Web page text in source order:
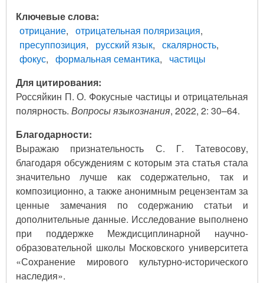
Ключевые слова
отрицание
отрицательная поляризация
пресуппозиция
русский язык
скалярность
фокус
формальная семантика
частицы
Для цитирования:
Россяйкин П. О. Фокусные частицы и отрицательная
полярность. Вопросы языкознания, 2022, 2: 30–64.
Благодарности:
Выражаю признательность С. Г. Татевосову,
благодаря обсуждениям с которым эта статья стала
значительно лучше как содержательно, так и
композиционно, а также анонимным рецензентам за
ценные замечания по содержанию статьи и
дополнительные данные. Исследование выполнено
при поддержке Междисциплинарной научно-
образовательной школы Московского университета
«Сохранение мирового культурно-исторического
наследия».